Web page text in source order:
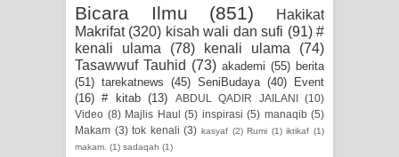
Bicara Ilmu (851)
Hakikat
Makrifat (320) kisah wali dan sufi (91) #
kenali ulama
(78) kenali ulama
(74)
Tasawwuf Tauhid (73) akademi (55) berita
(51) tarekatnews (45) SeniBudaya (40) Event
(16) # kitab (13) ABDUL QADIR JAILANI (10)
Video (8) Majlis Haul (5) inspirasi (5) manaqib (5)
Makam (3) tok kenali (3) kasyaf (2) Rumi (1) iktikaf (1)
makam. (1) sadaqah (1)